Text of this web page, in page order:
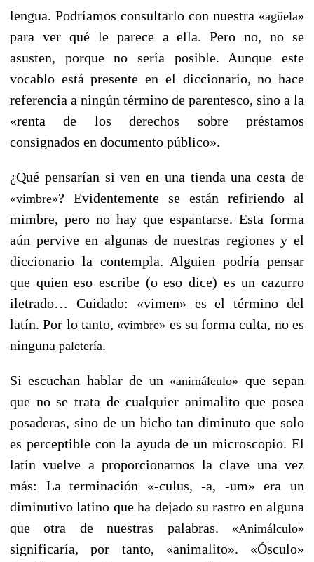
lengua. Podríamos consultarlo con nuestra «agüela»
para ver qué le parece a ella. Pero no, no se
asusten, porque no sería posible. Aunque este
vocablo está presente en el diccionario, no hace
referencia a ningún término de parentesco, sino a la
«renta de los derechos sobre préstamos
consignados en documento público».
¿Qué pensarían si ven en una tienda una cesta de
«vimbre»? Evidentemente se están refiriendo al
mimbre, pero no hay que espantarse. Esta forma
aún pervive en algunas de nuestras regiones y el
diccionario la contempla. Alguien podría pensar
que quien eso escribe (o eso dice) es un cazurro
iletrado… Cuidado: «vimen» es el término del
latín. Por lo tanto, «vimbre» es su forma culta, no es
ninguna paletería.
Si escuchan hablar de un «animálculo» que sepan
que no se trata de cualquier animalito que posea
posaderas, sino de un bicho tan diminuto que solo
es perceptible con la ayuda de un microscopio. El
latín vuelve a proporcionarnos la clave una vez
más: La terminación «-culus, -a, -um» era un
diminutivo latino que ha dejado su rastro en alguna
que otra de nuestras palabras. «Animálculo»
significaría, por tanto, «animalito». «Ósculo»